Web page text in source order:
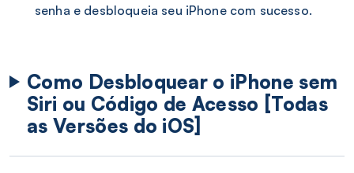
senha e desbloqueia seu iPhone com sucesso.
Como Desbloquear o iPhone sem
Siri ou Código de Acesso [Todas
as Versões do iOS]